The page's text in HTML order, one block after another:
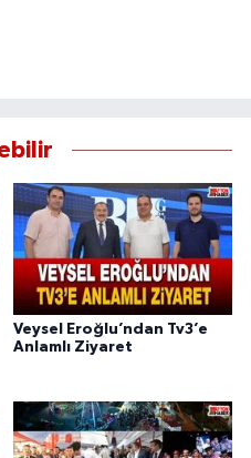
Veysel Eroğlu’ndan Tv3’e
Anlamlı Ziyaret